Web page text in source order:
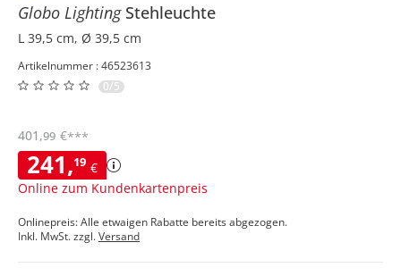
Globo Lighting Stehleuchte
L 39,5 cm, Ø 39,5 cm
Artikelnummer : 46523613
0/5
241,19 €
Online zum Kundenkartenpreis
401 ,99 €***
Onlinepreis: Alle etwaigen Rabatte bereits abgezogen.
Inkl. MwSt. zzgl.Versand